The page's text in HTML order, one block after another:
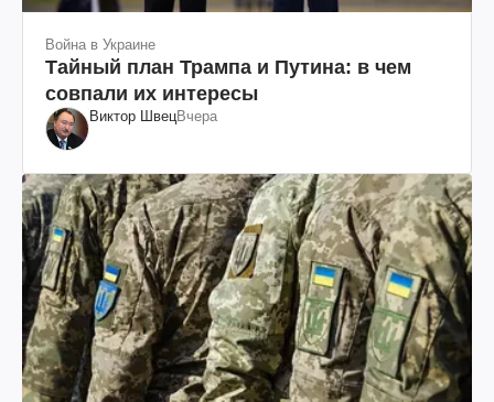
Война в Украине
Тайный план Трампа и Путина: в чем
совпали их интересы
Виктор ШвецВчера